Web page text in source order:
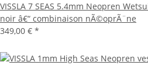
VISSLA 7 SEAS 5.4mm Neopren
noir â€“ combinaison nÃ©oprÃ¨ne
349,00 € *